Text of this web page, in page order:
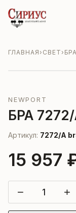
ГЛАВНАЯ› СВЕТ›
NEWPORT
БРА 7272/
Артикул: 7272/A
15 957
− +